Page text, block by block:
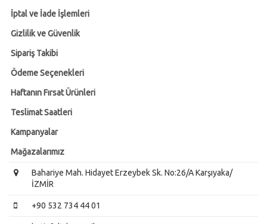
İptal ve İade İşlemleri
Gizlilik ve Güvenlik
Sipariş Takibi
Ödeme Seçenekleri
Haftanın Fırsat Ürünleri
Teslimat Saatleri
Kampanyalar
Mağazalarımız
Bahariye Mah. Hidayet Erzeybek Sk. No:26/A Karşıyaka/
İZMİR
+90 532 734 44 01